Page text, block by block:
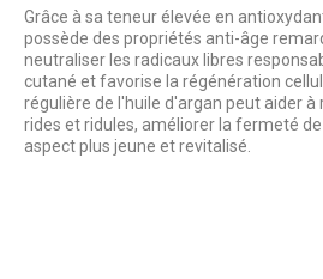
Grâce à sa teneur élevée en
possède des propriétés anti-âge
neutraliser les radicaux libres
cutané et favorise la régénération
régulière de l'huile d'argan peut aider à
rides et ridules, améliorer la fermeté
aspect plus jeune et revitalisé.